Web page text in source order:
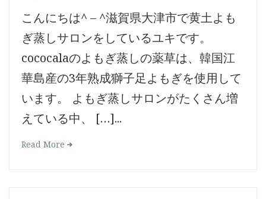
こんにちは^ – ^滋賀県大津市で黄土よも
ぎ蒸しサロンをしているユキです。
cococalaのよもぎ蒸しの薬草は、韓国江
華島産の3年熟成獅子足よもぎを使用して
います。 よもぎ蒸しサロンがたくさん増
えている中、 […]...
Read More